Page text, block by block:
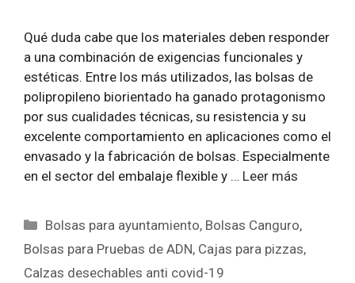
Qué duda cabe que los materiales deben responder
a una combinación de exigencias funcionales y
estéticas. Entre los más utilizados, las bolsas de
polipropileno biorientado ha ganado protagonismo
por sus cualidades técnicas, su resistencia y su
excelente comportamiento en aplicaciones como el
envasado y la fabricación de bolsas. Especialmente
en el sector del embalaje flexible y … Leer más
Categorías
Bolsas para ayuntamiento, Bolsas Canguro,
Bolsas para Pruebas de ADN, Cajas para pizzas,
Calzas desechables anti covid-19